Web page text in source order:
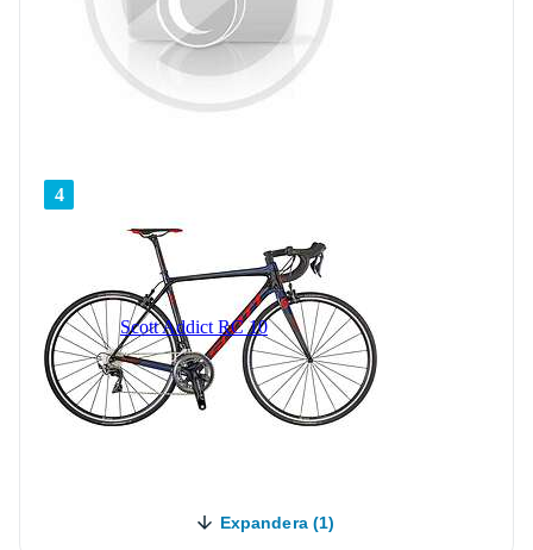
4
Scott Addict RC 10
Expandera (1)